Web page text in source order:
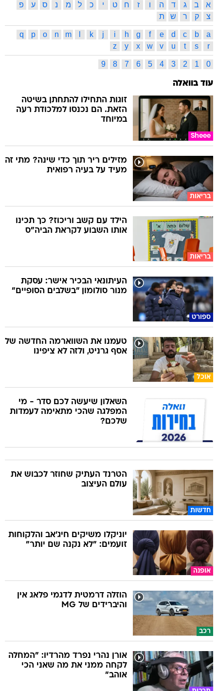
א ב ג ד ה ו ז ח ט י כ ל מ נ ס ע
פ
צ
ק ר ש ת
a
b
c
d
e
f
g
h
i
j
k
m
n
o
p
q
r
s
t
u
v
w
x
y
z
0
1
2
3
4
5
6
7
8
9
עוד בוואלה
Sheee
זוגות התחילו להתחתן בשיטה
הזאת. הם נכנסו למלכודת רעה
במיוחד
בריאות
מזילים ריר תוך כדי שינה? מתי זה
מעיד על בעיה רפואית
בריאות
הילד עם קשב וריכוז? כך תכינו
אותו השבוע לקראת הביה"ס
ספורט
העיתונאי הבכיר אישר: עסקת
מנור סולומון "בשלבים הסופיים"
אוכל
טעמנו את השווארמה החדשה של
אסף גרניט, ולזה לא ציפינו
השאלון שיעשה לכם סדר - מי
המפלגה שהכי מתאימה לעמדות
שלכם?
חדשות
הטרנד העתיק שחוזר לכבוש את
עולם העיצוב
אופנה
יוניקלו משיקים חיג'אב והלקוחות
זועמים: "לא נקנה שם יותר"
רכב
הוזלה דרמטית לדגמי פלאג אין
והיברידים של MG
אורן נהרי נפרד מהרדיו: "המחלה
לקחה ממני את מה שאני הכי
אוהב"